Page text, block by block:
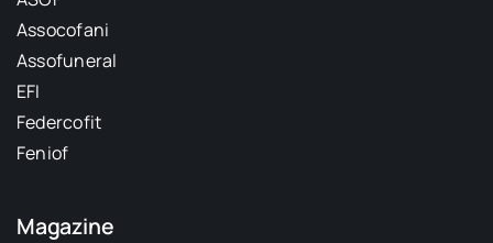
Assocofani
Assofuneral
EFI
Federcofit
Feniof
Magazine